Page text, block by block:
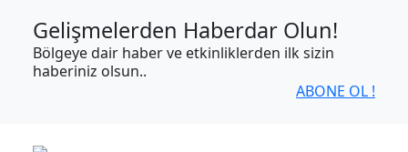
Gelişmelerden Haberdar Olun!
Bölgeye dair haber ve etkinliklerden ilk sizin
haberiniz olsun..
ABONE OL !